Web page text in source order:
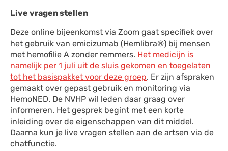
Live vragen stellen
Deze online bijeenkomst via Zoom gaat specifiek over
het gebruik van emicizumab (Hemlibra®) bij mensen
met hemofilie A zonder remmers. Het medicijn is
namelijk per 1 juli uit de sluis gekomen en toegelaten
tot het basispakket voor deze groep. Er zijn afspraken
gemaakt over gepast gebruik en monitoring via
HemoNED. De NVHP wil leden daar graag over
informeren. Het gesprek begint met een korte
inleiding over de eigenschappen van dit middel.
Daarna kun je live vragen stellen aan de artsen via de
chatfunctie.